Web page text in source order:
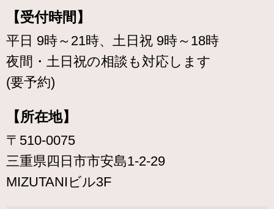
【受付時間】
平日 9時～21時、土日祝 9時～18時
夜間・土日祝の相談も対応します
(要予約)
【所在地】
〒510-0075
三重県四日市市安島1-2-29
MIZUTANIビル3F